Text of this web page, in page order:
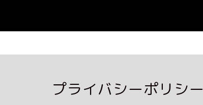
プライバシーポリシー